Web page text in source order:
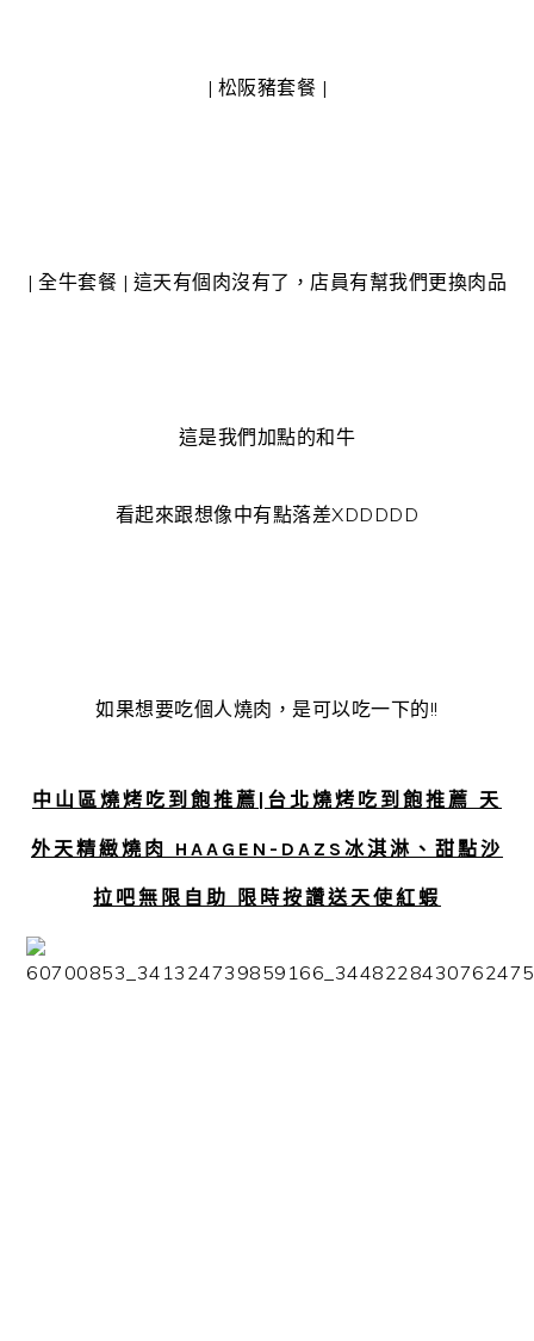
| 松阪豬套餐 |
| 全牛套餐 | 這天有個肉沒有了，店員有幫我們更換肉品
這是我們加點的和牛
看起來跟想像中有點落差XDDDDD
如果想要吃個人燒肉，是可以吃一下的!!
中山區燒烤吃到飽推薦|台北燒烤吃到飽推薦 天
外天精緻燒肉 HAAGEN-DAZS冰淇淋、甜點沙
拉吧無限自助 限時按讚送天使紅蝦